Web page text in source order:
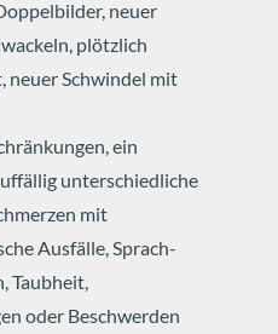
neuer
plötzlich
Schwindel mit
ein
unterschiedliche
mit
Ausfälle, Sprach-
Taubheit,
oder Beschwerden